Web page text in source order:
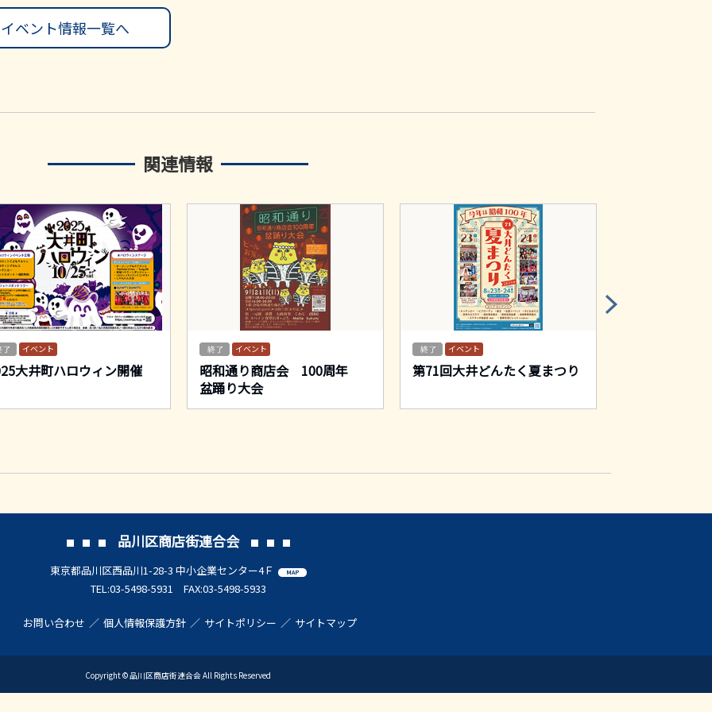
イベント情報一覧へ
関連情報
イベント
大井町ハロウィン開催
イベント
昭和通り商店会 100周年
盆踊り大会
イベント
第71回大井どんたく夏まつり
品川区商店街連合会
東京都品川区西品川1-28-3 中小企業センター4Ｆ MAP
TEL:03-5498-5931 FAX:03-5498-5933
お問い合わせ 個人情報保護方針 サイトポリシー サイトマップ
Copyright © 品川区商店街連合会 All Rights Reserved